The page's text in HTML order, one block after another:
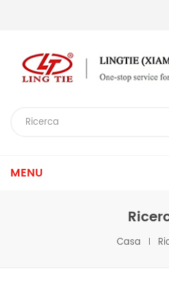
MENU
Casa